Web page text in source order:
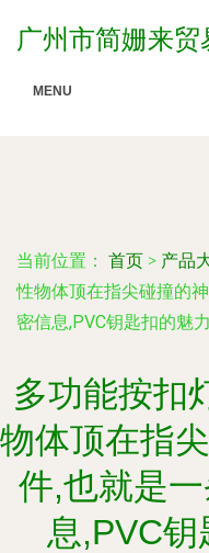
广州市简姗来贸
MENU
当前位置： 首页 > 产品
性物体顶在指尖碰撞的
密信息,PVC钥匙扣的魅
多功能按扣
物体顶在指
件,也就是
息,PVC